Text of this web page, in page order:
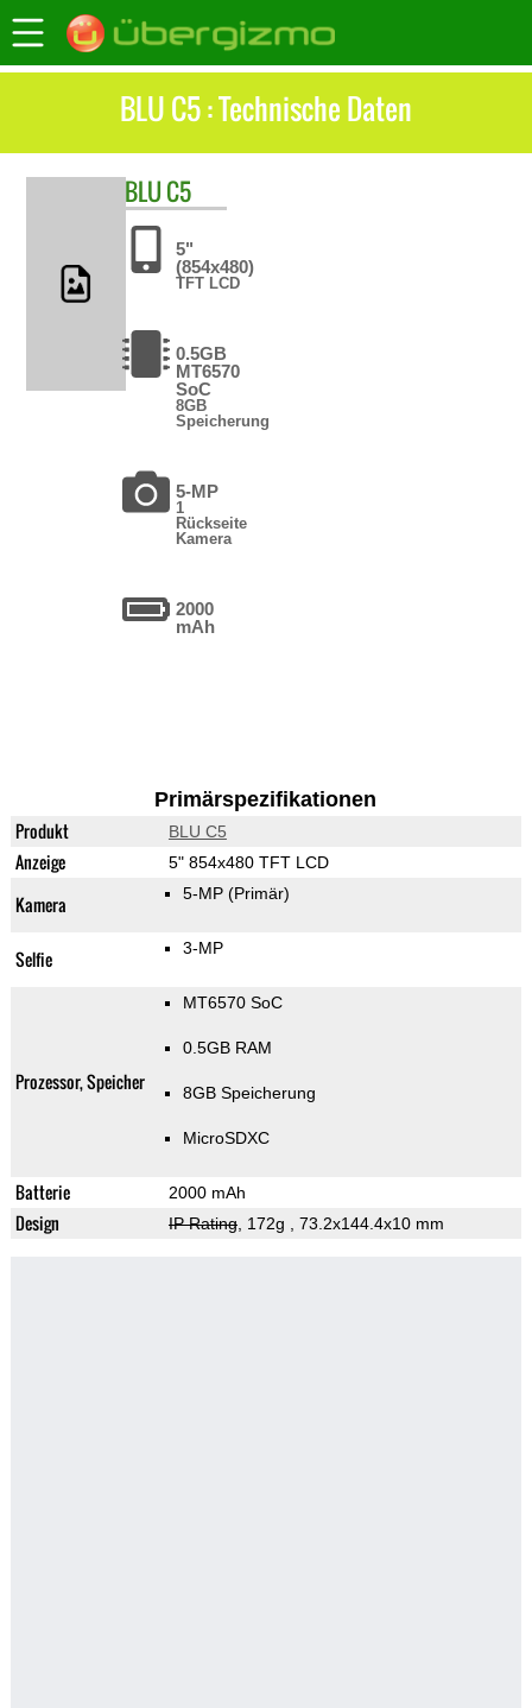
BLU C5 : Technische Daten
BLUC5
5"
(854x480)
TFT LCD
0.5GB
MT6570
SoC
8GB
Speicherung
5-MP
1
Rückseite
Kamera
2000
mAh
Primärspezifikationen
Produkt BLU C5
Anzeige 5" 854x480 TFT LCD
Kamera 5-MP (Primär)
Selfie 3-MP
Prozessor, Speicher
MT6570 SoC
0.5GB RAM
8GB Speicherung
MicroSDXC
Batterie 2000 mAh
Design IP Rating, 172g , 73.2x144.4x10 mm